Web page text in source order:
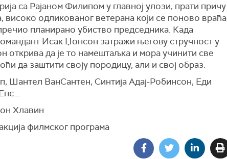
са Рајаном Филипом у главној улози, прати причу
високо одликованог ветерана који се поново враћа
планирано убиство председника. Када
Исак Џонсон затражи његову стручност у
открива да је то намештаљка и мора учинити све
да заштити своју породицу, али и свој образ.
Шантел ВанСантен, Синтија Адај-Робинсон, Еди
Хлавин
филмског програма